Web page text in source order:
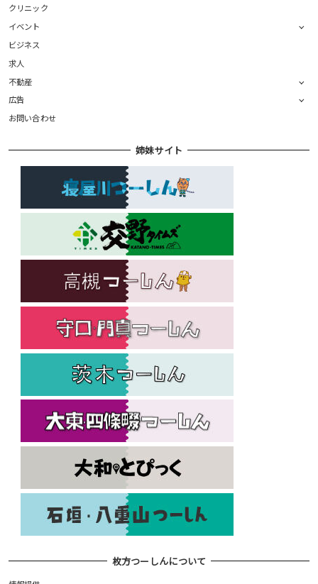
クリニック
イベント
ビジネス
求人
不動産
広告
お問い合わせ
姉妹サイト
枚方つーしんについて